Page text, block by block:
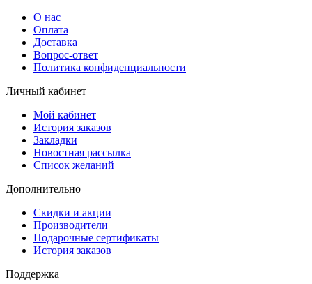
О нас
Оплата
Доставка
Вопрос-ответ
Политика конфиденциальности
Личный кабинет
Мой кабинет
История заказов
Закладки
Новостная рассылка
Список желаний
Дополнительно
Скидки и акции
Производители
Подарочные сертификаты
История заказов
Поддержка